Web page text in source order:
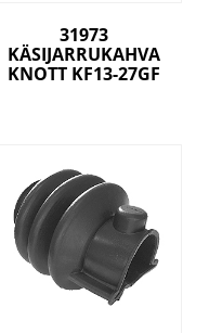
31973
KÄSIJARRUKAHVA
KNOTT KF13-27GF